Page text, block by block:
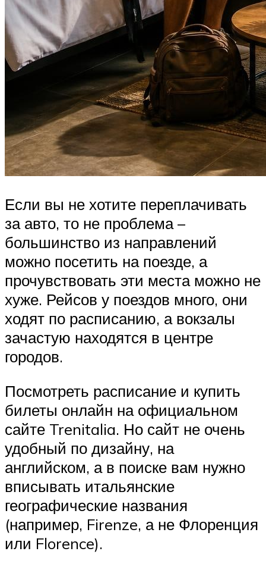
Если вы не хотите переплачивать
за авто, то не проблема –
большинство из направлений
можно посетить на поезде, а
прочувствовать эти места можно не
хуже. Рейсов у поездов много, они
ходят по расписанию, а вокзалы
зачастую находятся в центре
городов.
Посмотреть расписание и купить
билеты онлайн на официальном
сайте Trenitalia. Но сайт не очень
удобный по дизайну, на
английском, а в поиске вам нужно
вписывать итальянские
географические названия
(например, Firenze, а не Флоренция
или Florence).